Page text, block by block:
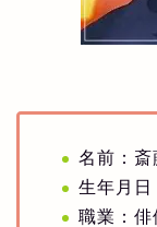
名前：斎
生年月日
職業：俳